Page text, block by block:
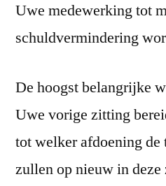
Uwe medewerking tot
schuldvermindering
De hoogst belangrijke
Uwe vorige zitting
tot welker afdoening
zullen op nieuw in